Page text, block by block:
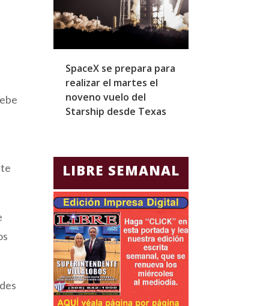
SpaceX se prepara para
realizar el martes el
noveno vuelo del
Starship desde Texas
LIBRE SEMANAL